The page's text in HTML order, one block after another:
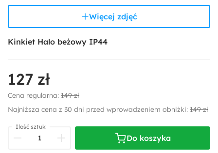
Więcej zdjęć
Kinkiet Halo beżowy IP44
127 zł
Cena regularna: 149 zł
Najniższa cena z 30 dni przed wprowadzeniem obniżki: 149 zł
Ilość sztuk
Do koszyka